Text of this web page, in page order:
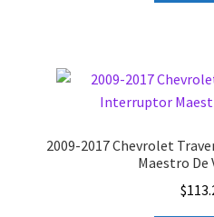
2009-2017 Chevrolet
Maestro De
$